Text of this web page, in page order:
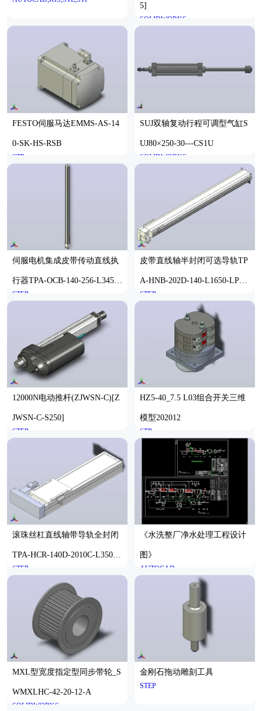
5]
SOLIDWORKS
FESTO伺服马达EMMS-AS-14
0-SK-HS-RSB
STP
SUJ双轴复动行程可调型气缸S
UJ80×250-30---CS1U
SOLIDWORKS
伺服电机集成皮带传动直线执
行器TPA-OCB-140-256-L3450-
MR-P75-N3
STEP
皮带直线轴半封闭可选导轨TP
A-HNB-202D-140-L1650-LP-C
-P75-N3
STEP
12000N电动推杆(ZJWSN-C)[Z
JWSN-C-S250]
STEP
HZ5-40_7.5 L03组合开关三维
模型202012
STP
滚珠丝杠直线轴带导轨全封闭
TPA-HCR-140D-2010C-L350-
ML-Y-P40-N3
STEP
《水洗整厂净水处理工程设计
图》
AUTOCAD
MXL型宽度指定型同步带轮_S
WMXLHC-42-20-12-A
SOLIDWORKS
金刚石拖动雕刻工具
STEP